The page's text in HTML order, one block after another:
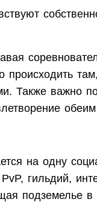
Также важно
на одну
гильдий,
подземелье в